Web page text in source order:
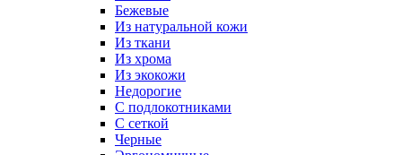
Бежевые
Из натуральной кожи
Из ткани
Из хрома
Из экокожи
Недорогие
С подлокотниками
С сеткой
Черные